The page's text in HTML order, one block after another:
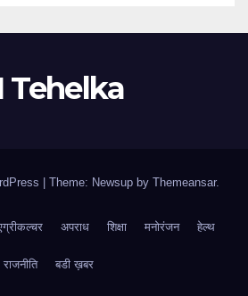
Tehelka
Theme: Newsup by Themeansar.
अपराध शिक्षा मनोरंजन हेल्थ
राजनीति बडी ख़बर